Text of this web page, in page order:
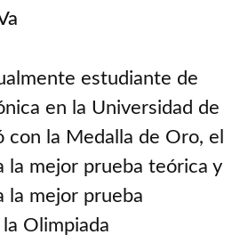
estudiante de
en la Universidad de
con la Medalla de Oro, el
la mejor prueba teórica y
la mejor prueba
Olimpiada